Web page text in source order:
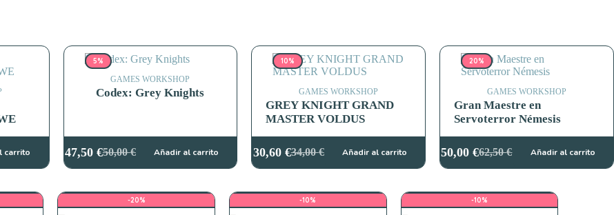
carrito
5%
GAMES WORKSHOP
Codex: Grey Knights
50,00€
El
precio
47,50 €El
precio
Añadir al carrito
10%
GAMES WORKSHOP
GREY KNIGHT GRAND
MASTER VOLDUS
34,00€
El
precio
era:
30,60 €El
precio
es:
Añadir al carrito
20%
GAMES WORKSHOP
Gran Maestre en
Servoterror Némesis
62,50€
El
precio
era:
50,00€El
precio
es:
Añadir al carrito
-20% -10% -10%